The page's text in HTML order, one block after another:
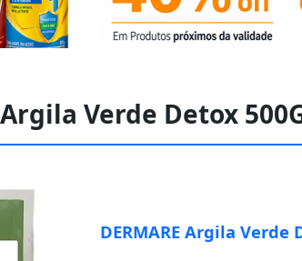
Argila Verde Detox
DERMARE Argila Verde